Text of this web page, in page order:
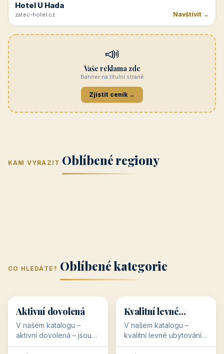
Hotel U Hada
zatec-hotel.cz Navštívit →
📣
Vaše reklama zde
Banner na titulní straně
Zjistit ceník →
KAM VYRAZIT Oblíbené regiony
(Jihomoravský
kraj)
kraj)
Zlínský kraj Žilinský
Karlovarský
Střední Čechy
(Středočeský
CO HLEDÁTE? Oblíbené kategorie
🥾 36 objektů
Aktivní dovolená
V našem katalogu –
aktivní dovolená – jsou
pro Vás připraveny
💰
💰
34 objektů
Kvalitní levné
ubytování
V našem katalogu –
kvalitní levné ubytování –
jsou pro Vás připraveny